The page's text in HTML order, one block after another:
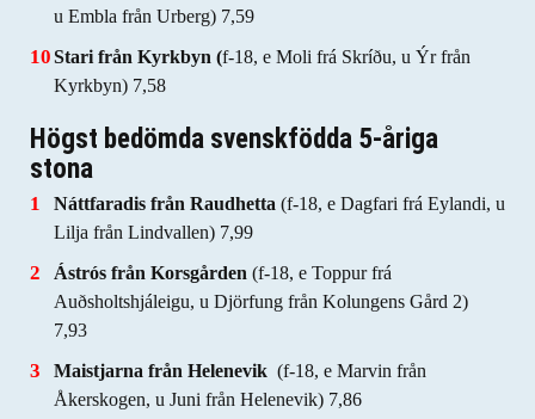
u Embla från Urberg) 7,59
Stari från Kyrkbyn (f-18, e Moli frá Skríðu, u Ýr från
Kyrkbyn) 7,58
Högst bedömda svenskfödda 5-åriga
stona
Náttfaradis från Raudhetta (f-18, e Dagfari frá Eylandi, u
Lilja från Lindvallen) 7,99
Ástrós från Korsgården (f-18, e Toppur frá
Auðsholtshjáleigu, u Djörfung från Kolungens Gård 2)
7,93
Maistjarna från Helenevik (f-18, e Marvin från
Åkerskogen, u Juni från Helenevik) 7,86